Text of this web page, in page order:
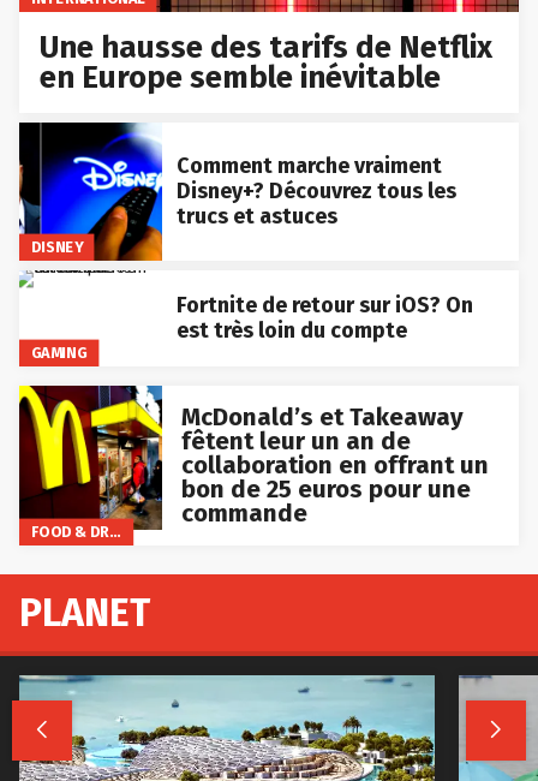
Une hausse des tarifs de Netflix
en Europe semble inévitable
DISNEY
Comment marche vraiment
Disney+? Découvrez tous les
trucs et astuces
GAMING
Fortnite de retour sur iOS? On
est très loin du compte
FOOD & DRINKS
McDonald’s et Takeaway
fêtent leur un an de
collaboration en offrant un
bon de 25 euros pour une
commande
PLANET
 